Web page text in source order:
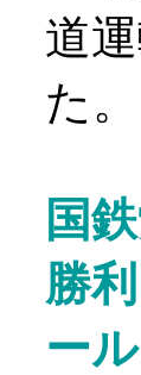
道
た。
国
勝
ール